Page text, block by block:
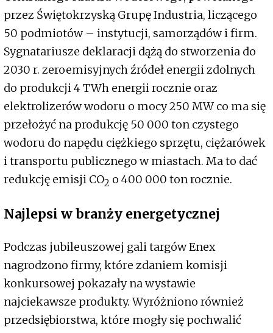
przez Świętokrzyską Grupę Industria, liczącego
50 podmiotów – instytucji, samorządów i firm.
Sygnatariusze deklaracji dążą do stworzenia do
2030 r. zeroemisyjnych źródeł energii zdolnych
do produkcji 4 TWh energii rocznie oraz
elektrolizerów wodoru o mocy 250 MW co ma się
przełożyć na produkcję 50 000 ton czystego
wodoru do napędu ciężkiego sprzętu, ciężarówek
i transportu publicznego w miastach. Ma to dać
redukcję emisji CO2 o 400 000 ton rocznie.
Najlepsi w branży energetycznej
Podczas jubileuszowej gali targów Enex
nagrodzono firmy, które zdaniem komisji
konkursowej pokazały na wystawie
najciekawsze produkty. Wyróżniono również
przedsiębiorstwa, które mogły się pochwalić